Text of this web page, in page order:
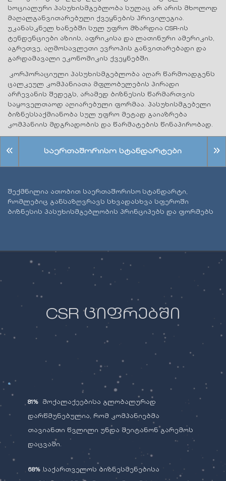
სოციალური პასუხისმგებლობა სულაც არ არის მხოლოდ
მაღალგანვითარებული ქვეყნების პრივილეგია.
უკანასკნელ ხანებში სულ უფრო მზარდია CSR-ის
ტენდენციები აზიის, აფრიკისა და ლათინური ამერიკის,
აგრეთვე, აღმოსავლეთი ევროპის განვითარებადი და
გარდამავალი ეკონომიკის ქვეყნებში.
კორპორაციული პასუხისმგებლობა აღარ წარმოადგენს
ცალკეულ კომპანიათა მფლობელების პირადი
არჩევანის შედეგს, არამედ ბიზნესის წარმართვის
საყოველთაოდ აღიარებული ფორმაა. პასუხისმგებელი
ბიზნესსაქმიანობა სულ უფრო მეტად გაიაზრება
კომპანიის მდგრადობის და წარმატების წინაპირობად.
საერთაშორისო სტანდარტები
შექმნილია ათობით საერთაშორისო სტანდარტი,
რომლებიც განსაზღვრავს სხვადასხვა სფეროში
ბიზნესის პასუხისმგებლობის პრინციპებს და ფორმებს
CSR ციფრებში
81% მოქალაქეებისა გლობალურად
დარწმუნებულია, რომ კომპანიებმა
თავიანთი წვლილი უნდა შეიტანონ გარემოს
დაცვაში.
68% საქართველოს ბიზნესმენებისა